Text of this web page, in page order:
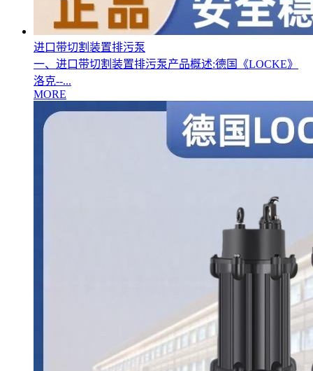
进口带切割装置排污泵
一、进口带切割装置排污泵产品概述:德国《LOCKE》
洛克--...
MORE